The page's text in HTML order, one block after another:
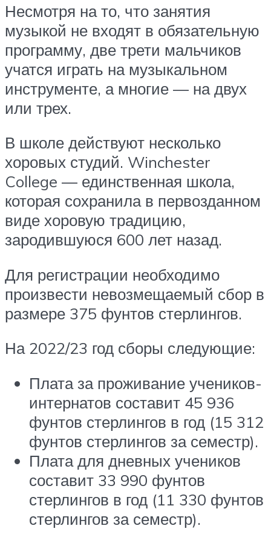
Несмотря на то, что занятия
музыкой не входят в обязательную
программу, две трети мальчиков
учатся играть на музыкальном
инструменте, а многие — на двух
или трех.
В школе действуют несколько
хоровых студий. Winchester
College — единственная школа,
которая сохранила в первозданном
виде хоровую традицию,
зародившуюся 600 лет назад.
Для регистрации необходимо
произвести невозмещаемый сбор в
размере 375 фунтов стерлингов.
На 2022/23 год сборы следующие:
Плата за проживание учеников-
интернатов составит 45 936
фунтов стерлингов в год (15 312
фунтов стерлингов за семестр).
Плата для дневных учеников
составит 33 990 фунтов
стерлингов в год (11 330 фунтов
стерлингов за семестр).